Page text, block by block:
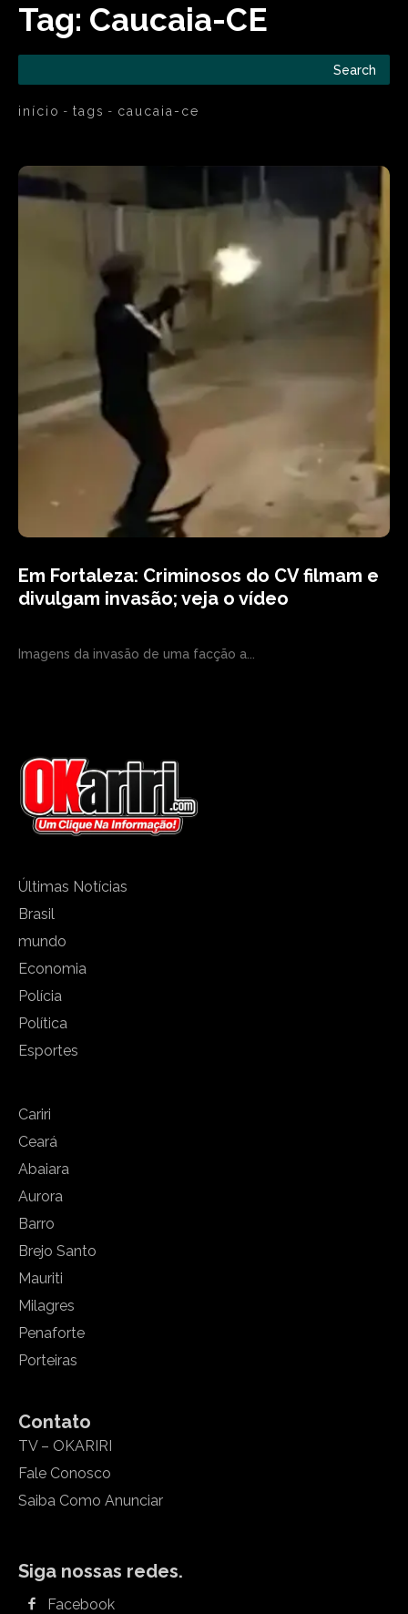
Tag: Caucaia-CE
Search
início tags caucaia-ce
Em Fortaleza: Criminosos do CV filmam e
divulgam invasão; veja o vídeo
Imagens da invasão de uma facção a...
Últimas Notícias
Brasil
mundo
Economia
Polícia
Política
Esportes
Cariri
Ceará
Abaiara
Aurora
Barro
Brejo Santo
Mauriti
Milagres
Penaforte
Porteiras
Contato
TV – OKARIRI
Fale Conosco
Saiba Como Anunciar
Siga nossas redes.
Facebook